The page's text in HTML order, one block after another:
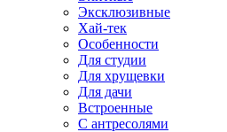
Эксклюзивные
Хай-тек
Особенности
Для студии
Для хрущевки
Для дачи
Встроенные
С антресолями